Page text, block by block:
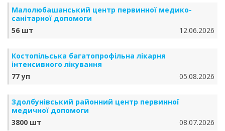
Малолюбашанський центр первинної медико-
санітарної допомоги
56 шт
12.06.2026
Костопільська багатопрофільна лікарня
інтенсивного лікування
77 уп
05.08.2026
Здолбунівський районний центр первинної
медичної допомоги
3800 шт
08.07.2026